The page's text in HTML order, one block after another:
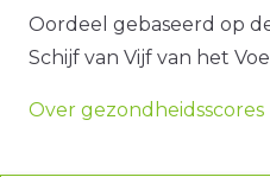
Oordeel gebaseerd op
Schijf van Vijf van het
Over gezondheidsscores